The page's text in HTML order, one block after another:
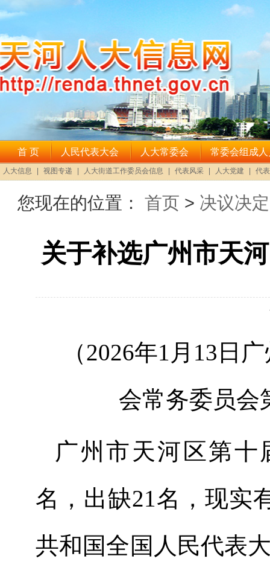
您现在的位置： 首页 > 决议决定
关于补选广州市天
（2026年1 月 13 日
会常务委员会
广州市天河区第十
名，出缺21名，现实
共和国全国人民代表